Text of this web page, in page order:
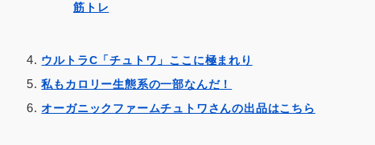
筋トレ
ウルトラC「チュトワ」ここに極まれり
私もカロリー生態系の一部なんだ！
オーガニックファームチュトワさんの出品はこちら